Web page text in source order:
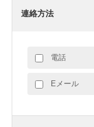
連絡方法
電話
Eメール